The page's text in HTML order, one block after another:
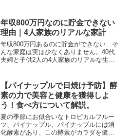
年収800万円なのに貯金できない
理由｜4人家族のリアルな家計
年収800万円あるのに貯金ができない…そ
んな家庭は実は少なくありません。40代
夫婦と子供2人の4人家族のリアルな生活
を解説します。
【パイナップルで日焼け予防】酵
素の力で美容と健康を獲得しよ
う！食べ方について解説。
夏の季節にお似合いなトロピカルフルー
ツ、パイナップル。パイナップルには消
化酵素があり、この酵素がカラダを健康